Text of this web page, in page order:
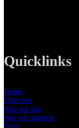
Quicklinks
Home
Über uns
Was wir tun
Wie wir arbeiten
FAQ